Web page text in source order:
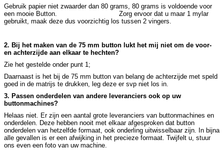
Gebruik papier niet zwaarder dan 80 grams, 80 grams is voldoende voor
een mooie Button. Zorg ervoor dat u maar 1 mylar
gebruikt, maak deze dus voorzichtig los tussen 2 vingers.
2. Bij het maken van de 75 mm button lukt het mij niet om de voor-
en achterzijde aan elkaar te hechten?
Zie het gestelde onder punt 1;
Daarnaast is het bij de 75 mm button van belang de achterzijde met speld
goed in de matrijs te drukken, leg deze er svp niet los in.
3. Passen onderdelen van andere leveranciers ook op uw
buttonmachines?
Helaas niet. Er zijn een aantal grote leveranciers van buttonmachines en
onderdelen. Deze hebben nooit met elkaar afgesproken dat button
onderdelen van hetzelfde formaat, ook onderling uitwisselbaar zijn. In bijna
alle gevallen is er een afwijking in het precieze formaat. Twijfelt u, stuur
ons even een foto van uw machine.